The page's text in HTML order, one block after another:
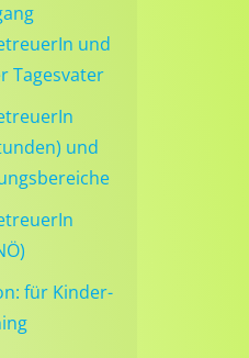
und
Tagesvater
und
für Kinder-